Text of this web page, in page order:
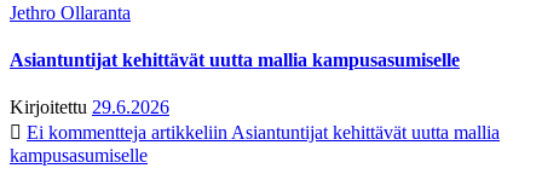
Jethro Ollaranta
Asiantuntijat kehittävät uutta mallia kampusasumiselle
Kirjoitettu 29.6.2026
Ei kommentteja artikkeliin Asiantuntijat kehittävät uutta mallia
kampusasumiselle